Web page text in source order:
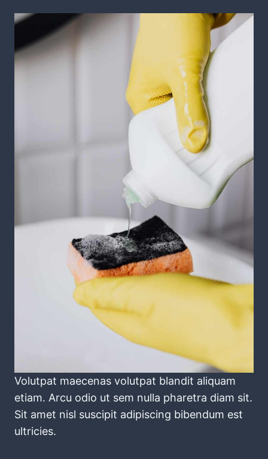
Volutpat maecenas volutpat blandit aliquam
etiam. Arcu odio ut sem nulla pharetra diam sit.
Sit amet nisl suscipit adipiscing bibendum est
ultricies.